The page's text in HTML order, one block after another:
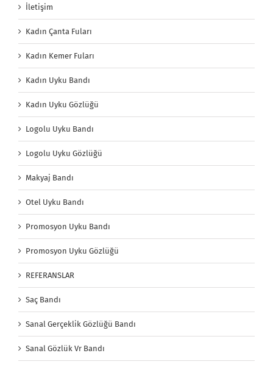
İletişim
Kadın Çanta Fuları
Kadın Kemer Fuları
Kadın Uyku Bandı
Kadın Uyku Gözlüğü
Logolu Uyku Bandı
Logolu Uyku Gözlüğü
Makyaj Bandı
Otel Uyku Bandı
Promosyon Uyku Bandı
Promosyon Uyku Gözlüğü
REFERANSLAR
Saç Bandı
Sanal Gerçeklik Gözlüğü Bandı
Sanal Gözlük Vr Bandı